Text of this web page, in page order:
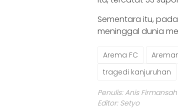
Sementara itu,
meninggal dunia
Arema FC
tragedi kanjuruhan
Penulis: Anis Firmansah
Editor: Setyo